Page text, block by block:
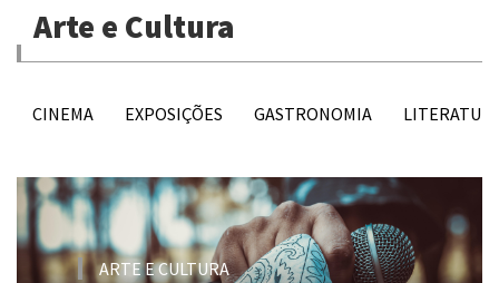
Arte e Cultura
CINEMA EXPOSIÇÕES GASTRONOMIA
ARTE E CULTURA